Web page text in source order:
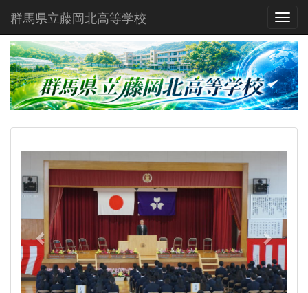
群馬県立藤岡北高等学校
p
r
e
v
i
o
u
s
n
e
x
t